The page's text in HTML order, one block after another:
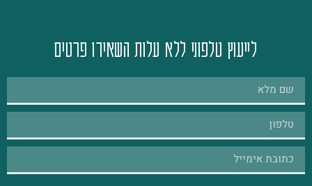
לייעוץ טלפוני ללא עלות השאירו פרטים